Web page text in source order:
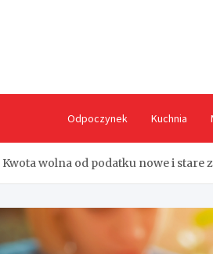
Odpoczynek Kuchnia
Kwota wolna od podatku nowe i stare